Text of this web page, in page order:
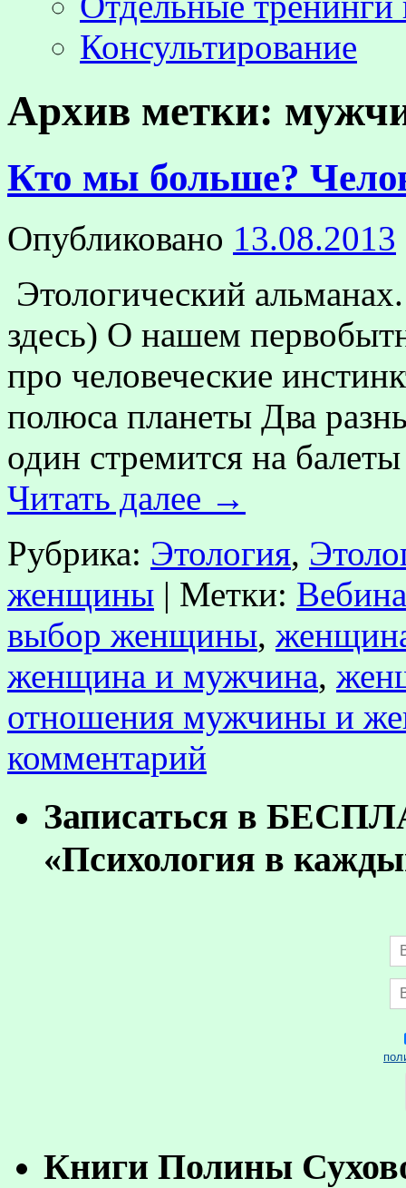
Консультирование
Архив метки:
Кто мы больше?
Опубликовано 13.08.2013
Этологический
здесь) О нашем
про человеческие
полюса планеты Два
один стремится на
Читать далее →
Рубрика: Этология,
женщины | Метки:
выбор женщины,
женщина и мужчина,
отношения мужчины и
комментарий
Записаться в
«Психология в
Книги Полины